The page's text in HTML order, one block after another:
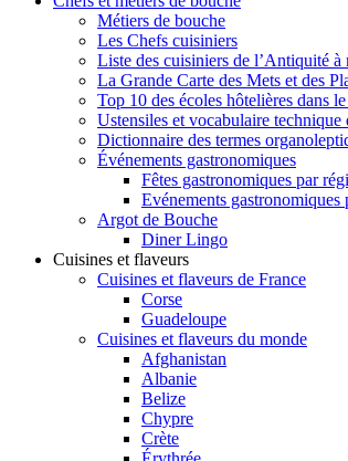
Métiers de bouche
Les Chefs cuisiniers
Liste des cuisiniers de l’Antiquité à
La Grande Carte des Mets et des
Top 10 des écoles hôtelières dans
Ustensiles et vocabulaire technique
Dictionnaire des termes
Événements gastronomiques
Fêtes gastronomiques par
Evénements gastronomiques
Argot de Bouche
Diner Lingo
Cuisines et flaveurs
Cuisines et flaveurs de France
Corse
Guadeloupe
Cuisines et flaveurs du monde
Afghanistan
Albanie
Belize
Chypre
Crète